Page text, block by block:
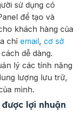
sử dụng có
để tạo và
khách hàng của
chỉ email, cơ sở
dễ dàng.
lý các tính năng
lượng lưu trữ,
mình.
lợi nhuận